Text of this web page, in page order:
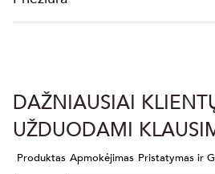
DAŽNIAUSIAI
UŽDUODAMI
Produktas Apmokėjimas Pristatymas ir